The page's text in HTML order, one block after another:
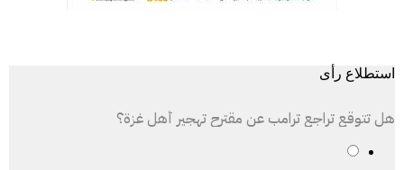
استطلاع رأى
هل تتوقع تراجع ترامب عن مقترح تهجير أهل غزة؟